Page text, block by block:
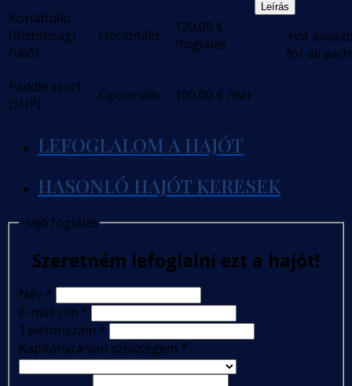
Korlátháló
(Biztonsági
háló)
Opcionális 120,00 €
/foglalás
Leírás
.not
for all
Paddle szörf
(SUP)
Opcionális 100,00 € /hét
LEFOGLALOM A HAJÓT
HASONLÓ HAJÓT KERESEK
Hajó foglalás
Szeretném lefoglalni ezt a hajót!
Név *
E-mail cím *
Telefonszám *
Kapitányra van szükségem *